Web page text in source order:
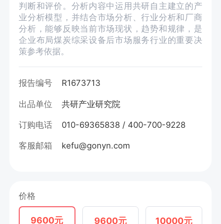
判断和评价。分析内容中运用共研自主建立的产
业分析模型，并结合市场分析、行业分析和厂商
分析，能够反映当前市场现状，趋势和规律，是
企业布局煤炭综采设备后市场服务行业的重要决
策参考依据。
报告编号 R1673713
出品单位 共研产业研究院
订购电话 010-69365838 / 400-700-9228
客服邮箱 kefu@gonyn.com
价格
9600元 9600元 10000元